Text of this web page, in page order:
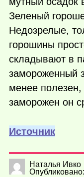
Зеленый
Недозрелые,
горошины
складывают в
замороженный
менее
заморожен он
Источник
Наталья Ивко